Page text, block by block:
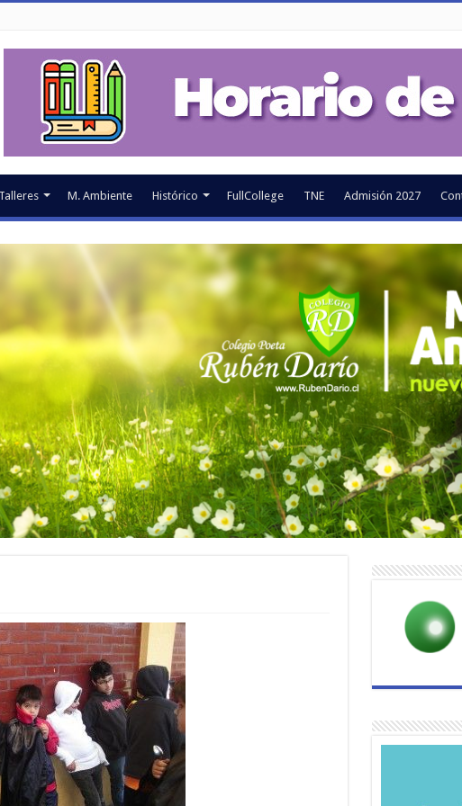
M. Ambiente Histórico FullCollege TNE Admisión 2027